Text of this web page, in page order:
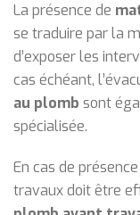
La présence de
se traduire par la
d’exposer les
cas échéant,
au plomb sont
spécialisée.
En cas de
travaux doit être